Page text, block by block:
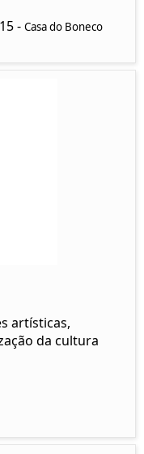
- Casa do Boneco
artísticas,
da cultura